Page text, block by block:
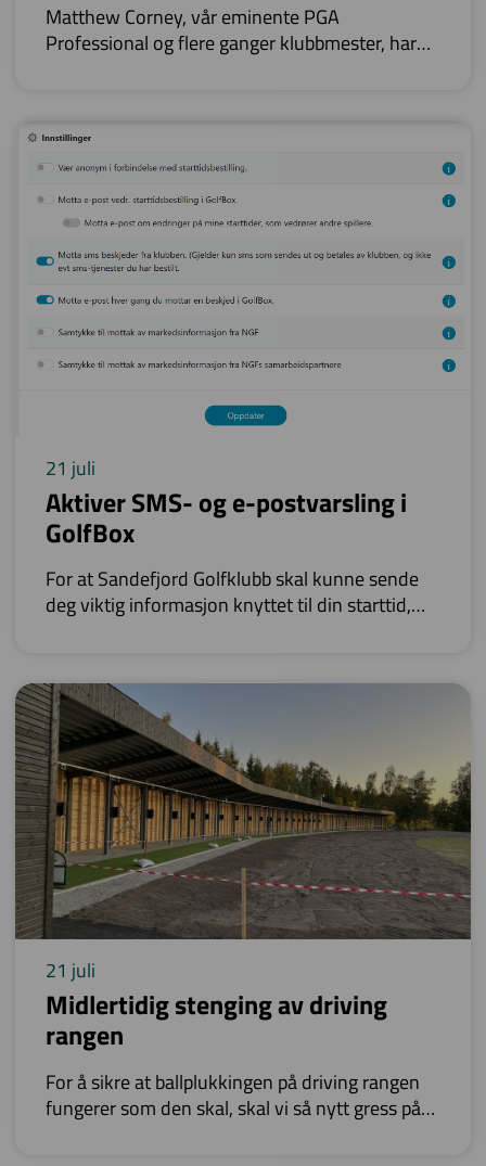
Matthew Corney, vår eminente PGA
Professional og flere ganger klubbmester, har
Harrington og Thomas Björn spiller. Padraig
Harrington vant fjorårets utgave.
21 juli
Aktiver SMS- og e-postvarsling i
GolfBox
For at Sandefjord Golfklubb skal kunne sende
deg viktig informasjon knyttet til din starttid,
21 juli
Midlertidig stenging av driving
rangen
For å sikre at ballplukkingen på driving rangen
fungerer som den skal, skal vi så nytt gress på